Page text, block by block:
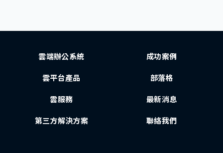
雲端辦公系統
雲平台產品
雲服務
第三方解決方案
成功案例
部落格
最新消息
聯絡我們